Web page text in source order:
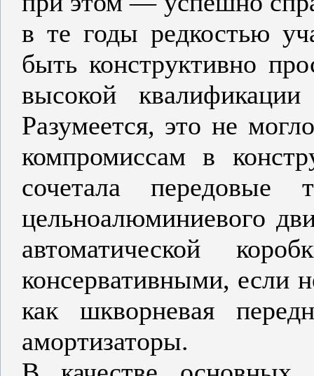
в те годы редкостью
быть конструктивно
высокой
Разумеется, это не
компромиссам в
сочетала передовые
цельноалюминиевого
автоматической
консервативными, если
как шкворневая
амортизаторы.